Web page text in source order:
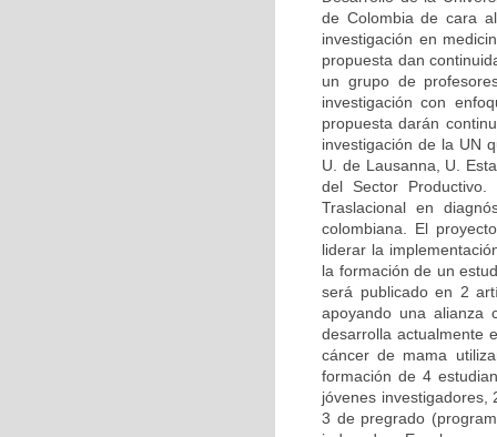
de Colombia de cara
investigación en
propuesta dan
un grupo de
investigación con
propuesta darán
investigación de la UN
U. de Lausanna, U.
del Sector
Traslacional en
colombiana. El
liderar la
la formación de un
será publicado en 2
apoyando una alianza
desarrolla actualmente
cáncer de mama
formación de 4
jóvenes investigadores,
3 de pregrado